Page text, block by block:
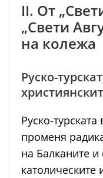
II. От
„Свети
на колежа
Руско-
Руско-
променя
на Балканите
католическите